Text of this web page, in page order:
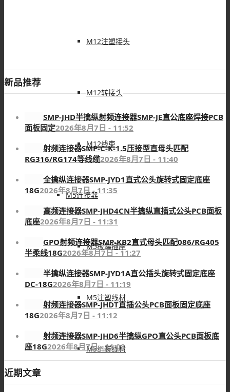
M12注塑接头
M12转接头
M12线束
M5连接器
M5板端插座
M5注塑线材
M5组装线材
新品推荐
SMP-JHD半擒纵射频连接器SMP-JE直公底座焊接PCB
面板固定2026年8月7日 - 11:52
射频连接器SMP-C-K-1.5压接型直母头匹配
RG316/RG174等线缆2026年8月7日 - 11:40
全擒纵连接器SMP-JYD1直式公头旋转式固定底座
18G2026年8月7日 - 11:35
高频连接器SMP-JHD4CN半擒纵直插式公头PCB面板
底座2026年8月7日 - 11:31
GPO射频连接器SMP-KB2直式母头匹配086/RG405
半柔线18G2026年8月7日 - 11:27
半擒纵连接器SMP-JYD1A直公插头旋转式固定底座
DC-18G2026年8月7日 - 11:19
射频连接器SMP-JHDT直插公头PCB面板固定底座
18G2026年8月7日 - 11:12
射频连接器SMP-JHD6半擒纵GPO直公头PCB面板底
座18G2026年8月7日 - 11:08
近期文章